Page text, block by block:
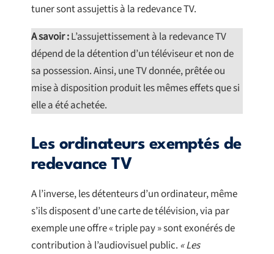
tuner sont assujettis à la redevance TV.
A savoir :L’assujettissement à la redevance TV
dépend de la détention d’un téléviseur et non de
sa possession. Ainsi, une TV donnée, prêtée ou
mise à disposition produit les mêmes effets que si
elle a été achetée.
Les ordinateurs exemptés de
redevance TV
A l’inverse, les détenteurs d’un ordinateur, même
s’ils disposent d’une carte de télévision, via par
exemple une offre « triple pay » sont exonérés de
contribution à l’audiovisuel public. « Les